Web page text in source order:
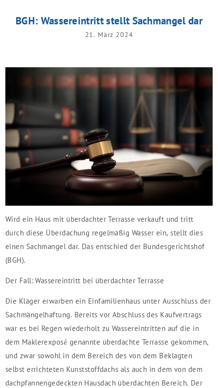
BGH: Wassereintritt stellt Sachmangel dar
21. März 2024
Wird ein Haus mit überdachter Terrasse verkauft und tritt
durch diese Überdachung regelmäßig Wasser ein, stellt dies
einen Sachmangel dar. Das entschied der Bundesgerichtshof
(BGH).
Der Fall: Wassereintritt bei überdachter Terrasse
Die Kläger erwarben ein Einfamilienhaus unter Ausschluss der
Sachmängelhaftung. Bereits vor Abschluss des Kaufvertrags
war es bei Regen wiederholt zu Wassereintritten auf die in
dem Maklerexposé genannte überdachte Terrasse gekommen,
und zwar sowohl in dem Bereich des von dem Beklagten
selbst errichteten Kunststoffdachs als auch in dem von dem
dachpfannengedeckten Hausdach überdachten Bereich. Der